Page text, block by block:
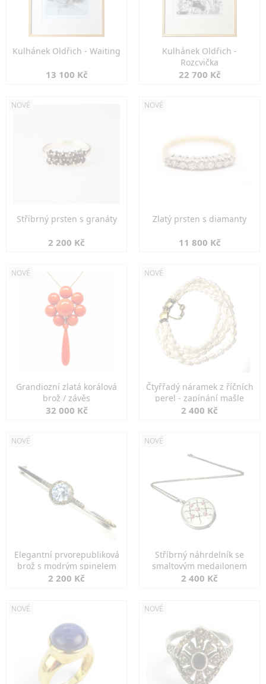
Kulhánek Oldřich - Waiting
13 100 Kč
Kulhánek Oldřich -
Rozcvička
22 700 Kč
NOVÉ
Stříbrný prsten s granáty
2 200 Kč
NOVÉ
Zlatý prsten s diamanty
11 800 Kč
NOVÉ
Grandiozní zlatá korálová
brož / závěs
32 000 Kč
NOVÉ
Čtyřřadý náramek z říčních
perel - zapínání mašle
2 400 Kč
NOVÉ
Elegantní prvorepubliková
brož s modrým spinelem
2 200 Kč
NOVÉ
Stříbrný náhrdelník se
smaltovým medailonem
2 400 Kč
NOVÉ NOVÉ